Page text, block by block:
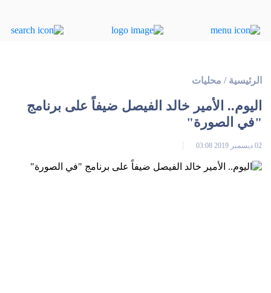
الرئيسية / محليات
اليوم.. الأمير خالد الفيصل ضيفاً على برنامج
"في الصورة"
02 ديسمبر 2019 03:08